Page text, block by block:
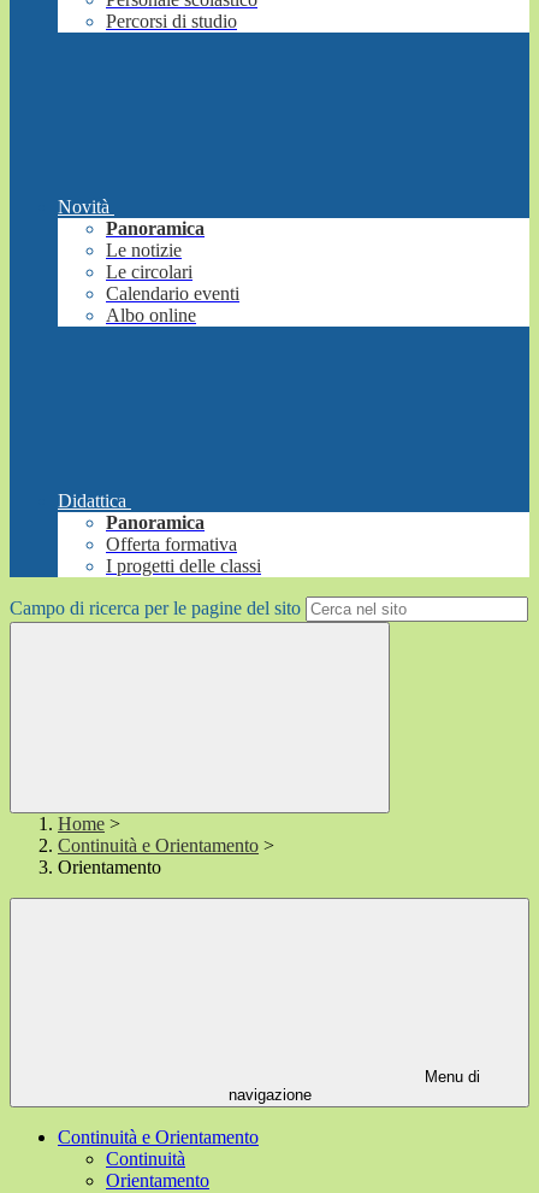
Percorsi di studio
Novità
Panoramica
Le notizie
Le circolari
Calendario eventi
Albo online
Didattica
Panoramica
Offerta formativa
I progetti delle classi
Campo di ricerca per le pagine del sito
Home >
Continuità e Orientamento >
Orientamento
Menu di
navigazione
Continuità e Orientamento
Continuità
Orientamento